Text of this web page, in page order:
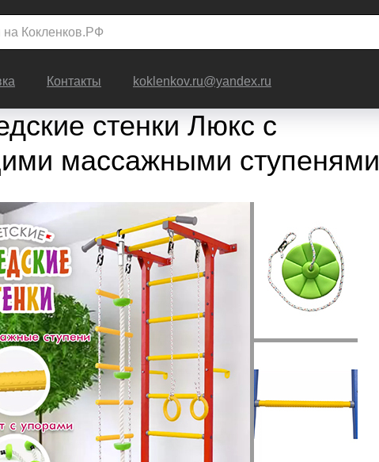
Контакты koklenkov.ru@yandex.ru
стенки Люкс с
массажными ступенями